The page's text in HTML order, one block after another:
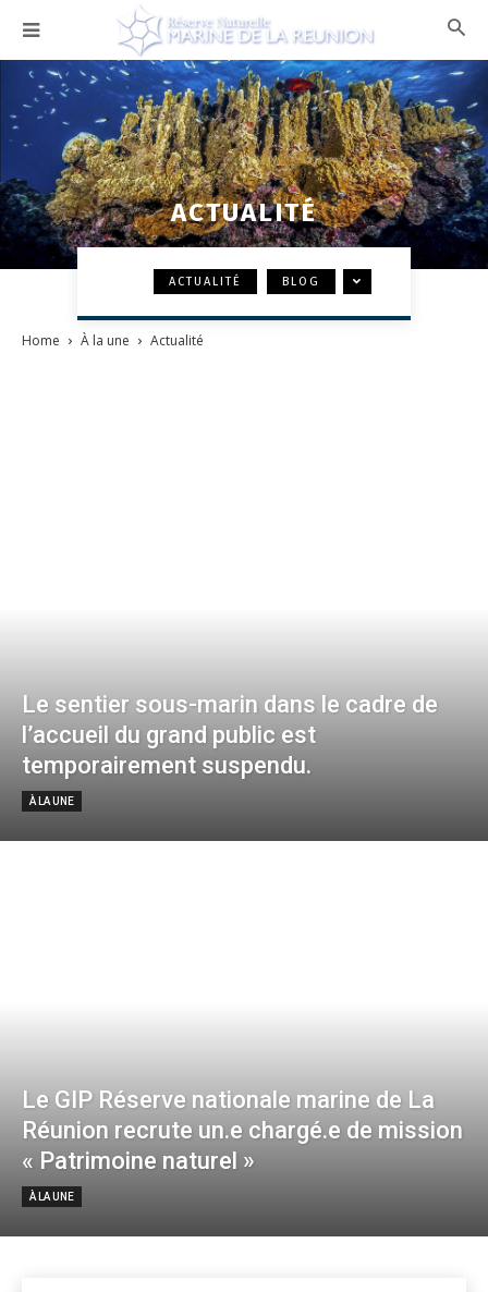
ACTUALITÉ
ACTUALITÉ BLOG
Home À la une Actualité
Le sentier sous-marin dans le cadre de
l’accueil du grand public est
temporairement suspendu.
À LA UNE
Le GIP Réserve nationale marine de La
Réunion recrute un.e chargé.e de mission
« Patrimoine naturel »
À LA UNE